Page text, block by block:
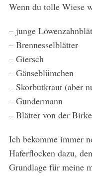
Wenn du tolle Wiese
– junge
– Brennesselblätter
– Giersch
– Gänseblümchen
– Skorbutkraut (aber
– Gundermann
– Blätter von der
Ich bekomme immer
Haferflocken dazu,
Grundlage für meine